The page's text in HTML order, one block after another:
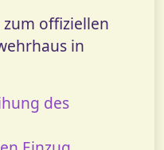
offiziellen
in